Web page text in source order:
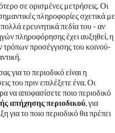
σε ορισμένες μετρήσεις. Οι
πληροφορίες σχετικά με
ερευνητικά πεδία του - αν
πληροφόρησης έχει αυξηθεί, η
προσέγγισης του κοινού-
για το περιοδικό είναι η
του πριν επιλέξετε ένα. Οι
να αποφασίσετε ποιο περιοδικό
απήχησης περιοδικού, για
για το ποιο περιοδικό θα πρέπει